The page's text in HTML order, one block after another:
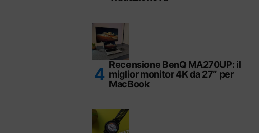
Recensione BenQ MA270UP: il
miglior monitor 4K da 27″ per
MacBook